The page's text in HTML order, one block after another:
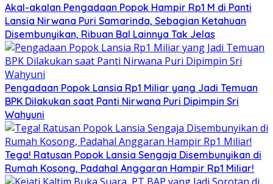
Akal-akalan Pengadaan Popok Hampir Rp1 M di Panti
Lansia Nirwana Puri Samarinda, Sebagian Ketahuan
Disembunyikan, Ribuan Bal Lainnya Tak Jelas
Pengadaan Popok Lansia Rp1 Miliar yang Jadi Temuan
BPK Dilakukan saat Panti Nirwana Puri Dipimpin Sri
Wahyuni
Tega! Ratusan Popok Lansia Sengaja Disembunyikan di
Rumah Kosong, Padahal Anggaran Hampir Rp1 Miliar!